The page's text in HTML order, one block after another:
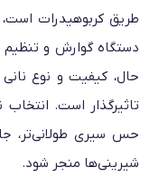
طریق کربوهیدرات است،
دستگاه گوارش و
حال، کیفیت و نوع
تاثیرگذار است.
حس سیری طولانی‌تر،
شیرینی‌ها منجر شود.